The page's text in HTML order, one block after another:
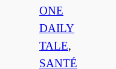
ONE
DAILY
TALE
SANTÉ